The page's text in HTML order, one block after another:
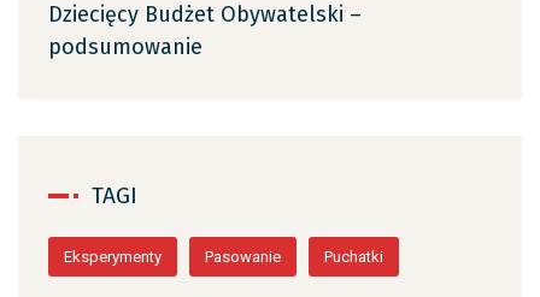
Dziecięcy Budżet Obywatelski –
podsumowanie
TAGI
Eksperymenty Pasowanie Puchatki